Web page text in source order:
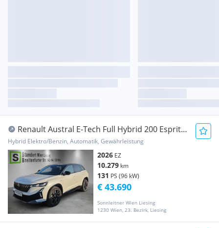
Renault Austral E-Tech Full Hybrid 200 Esprit
Alpine Aut.
Hybrid Elektro/Benzin, Automatik, Gewährleistung
2026 EZ
10.279 km
131 PS (96 kW)
Sonnleitner Wien Liesing
1230 Wien, 23. Bezirk, Liesing
€ 43.690